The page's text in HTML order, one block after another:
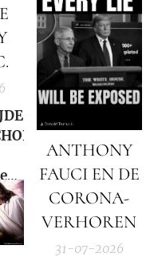
ANTHONY
FAUCI EN DE
CORONA-
VERHOREN
31-07-2026